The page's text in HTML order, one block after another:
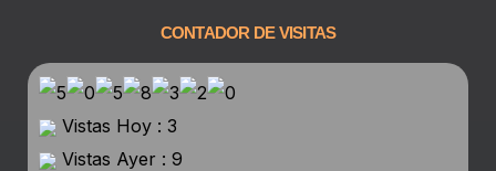
CONTADOR DE VISITAS
Vistas Hoy : 3
Vistas Ayer : 9